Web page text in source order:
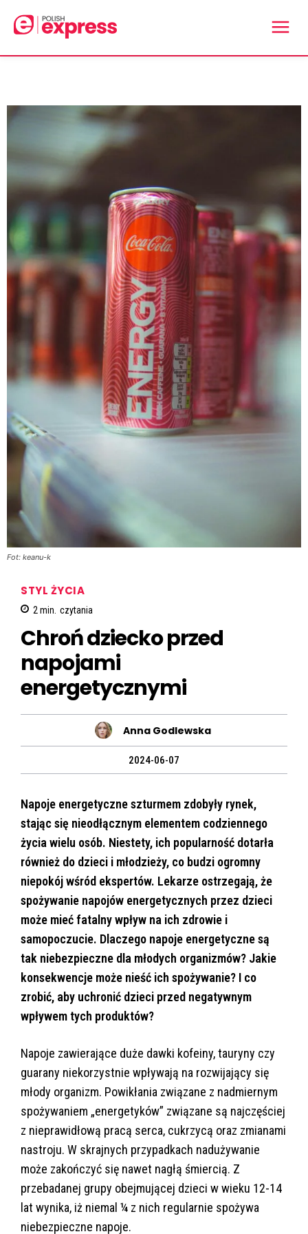
Fot: keanu-k
STYL ŻYCIA
2 min. czytania
Chroń dziecko przed
napojami
energetycznymi
Anna Godlewska
2024-06-07
Napoje energetyczne szturmem zdobyły rynek,
stając się nieodłącznym elementem codziennego
życia wielu osób. Niestety, ich popularność dotarła
również do dzieci i młodzieży, co budzi ogromny
niepokój wśród ekspertów. Lekarze ostrzegają, że
spożywanie napojów energetycznych przez dzieci
może mieć fatalny wpływ na ich zdrowie i
samopoczucie. Dlaczego napoje energetyczne są
tak niebezpieczne dla młodych organizmów? Jakie
konsekwencje może nieść ich spożywanie? I co
zrobić, aby uchronić dzieci przed negatywnym
wpływem tych produktów?
Napoje zawierające duże dawki kofeiny, tauryny czy
guarany niekorzystnie wpływają na rozwijający się
młody organizm. Powikłania związane z nadmiernym
spożywaniem „energetyków” związane są najczęściej
z nieprawidłową pracą serca, cukrzycą oraz zmianami
nastroju. W skrajnych przypadkach nadużywanie
może zakończyć się nawet nagłą śmiercią. Z
przebadanej grupy obejmującej dzieci w wieku 12-14
lat wynika, iż niemal ¼ z nich regularnie spożywa
niebezpieczne napoje.